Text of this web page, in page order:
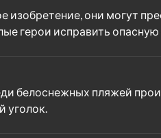
они могут
герои исправить
белоснежных пляжей
уголок.